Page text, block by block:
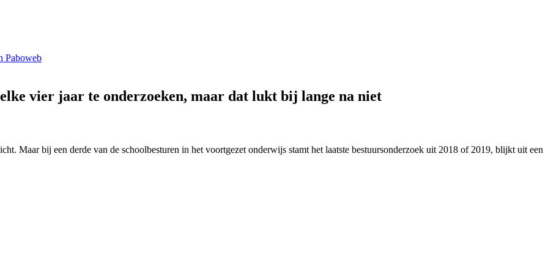
Paboweb
vier jaar te onderzoeken, maar dat lukt bij lange na niet
Maar bij een derde van de schoolbesturen in het voortgezet onderwijs stamt het laatste bestuursonderzoek uit 2018 of 2019, blijkt uit een